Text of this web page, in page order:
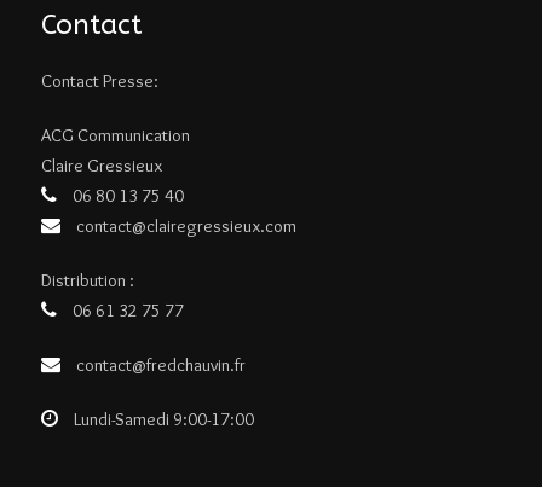
Contact
Contact Presse:
ACG Communication
Claire Gressieux
06 80 13 75 40
contact@clairegressieux.com
Distribution :
06 61 32 75 77
contact@fredchauvin.fr
Lundi-Samedi 9:00-17:00